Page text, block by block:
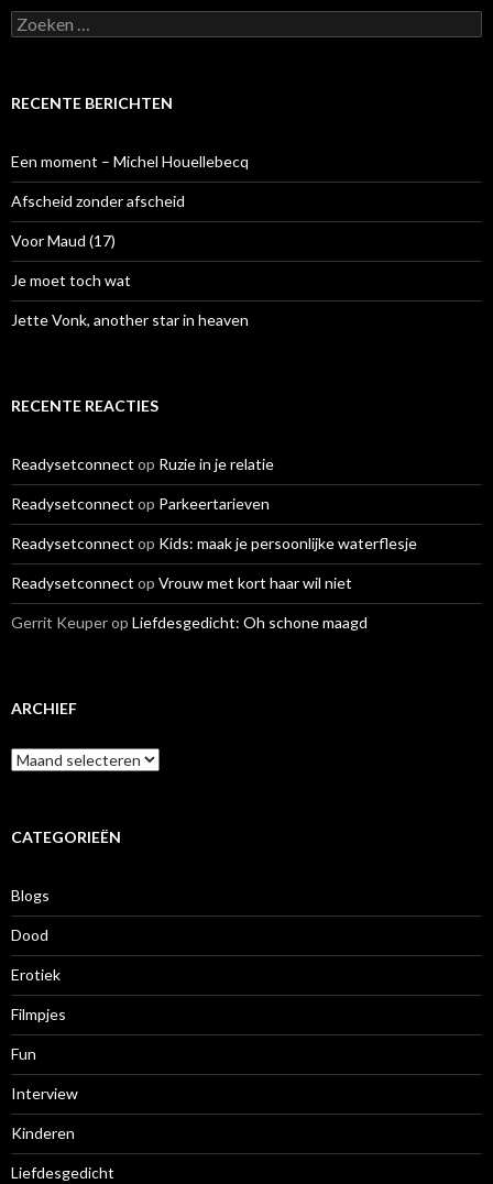
Z
o
e
a
a
r
:
RECENTE BERICHTEN
Een moment – Michel Houellebecq
Afscheid zonder afscheid
Voor Maud (17)
Je moet toch wat
Jette Vonk, another star in heaven
RECENTE REACTIES
Readysetconnect op Ruzie in je relatie
Readysetconnect op Parkeertarieven
Readysetconnect op Kids: maak je persoonlijke waterflesje
Readysetconnect op Vrouw met kort haar wil niet
Gerrit Keuperop Liefdesgedicht: Oh schone maagd
ARCHIEF
A
r
iCATEGORIEËN
Blogs
Dood
Erotiek
Filmpjes
Fun
Interview
Kinderen
Liefdesgedicht